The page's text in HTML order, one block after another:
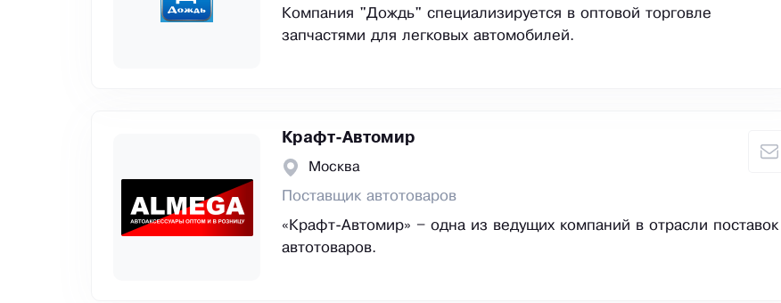
Компания "Дождь" специализируется в оптовой торговле
запчастями для легковых автомобилей.
Крафт-Автомир
Москва
Поставщик автотоваров
«Крафт-Автомир» – одна из ведущих компаний в отрасли поставок
автотоваров.